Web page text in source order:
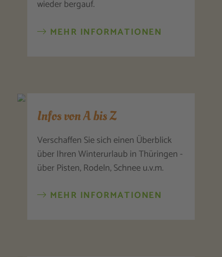
wieder bergauf.
MEHR INFORMATIONEN
Infos von A bis Z
Verschaffen Sie sich einen Überblick
über Ihren Winterurlaub in Thüringen -
über Pisten, Rodeln, Schnee u.v.m.
MEHR INFORMATIONEN